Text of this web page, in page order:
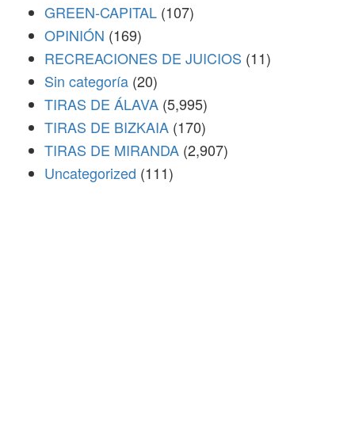
GREEN-CAPITAL (107)
OPINIÓN (169)
RECREACIONES DE JUICIOS (11)
Sin categoría (20)
TIRAS DE ÁLAVA (5,995)
TIRAS DE BIZKAIA (170)
TIRAS DE MIRANDA (2,907)
Uncategorized (111)